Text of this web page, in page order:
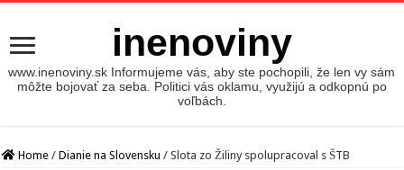
inenoviny
www.inenoviny.sk Informujeme vás, aby ste pochopili, že len vy sám
môžte bojovať za seba. Politici vás oklamu, využijú a odkopnú po
voľbách.
Home / Dianie na Slovensku / Slota zo Žiliny spolupracoval s ŠTB